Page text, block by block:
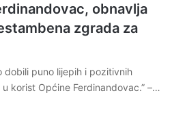
obnavlja
zgrada za
dobili puno lijepih i pozitivnih
korist Općine Ferdinandovac.” –…